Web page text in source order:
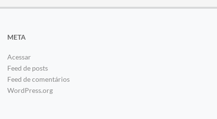
META
Acessar
Feed de posts
Feed de comentários
WordPress.org